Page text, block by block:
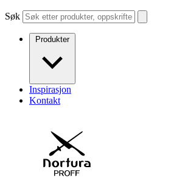
Søk
Produkter
Inspirasjon
Kontakt